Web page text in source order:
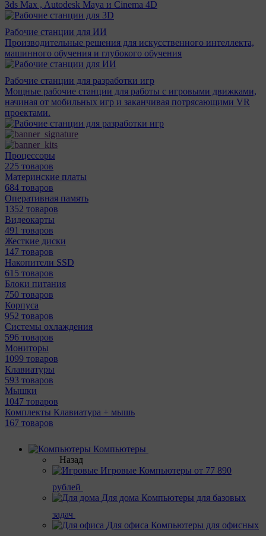
3ds Max , Autodesk Maya и Cinema 4D
Рабочие станции для ИИ
Производительные решения для искусственного интеллекта,
машинного обучения и глубокого обучения
Рабочие станции для разработки игр
Мощные рабочие станции для работы с игровыми движками,
начиная от мобильных игр и заканчивая потрясающими VR
проектами.
Процессоры
225 товаров
Материнcкие платы
684 товаров
Оперативная память
1352 товаров
Видеокарты
491 товаров
Жесткие диски
147 товаров
Накопители SSD
615 товаров
Блоки питания
750 товаров
Корпуса
952 товаров
Системы охлаждения
596 товаров
Мониторы
1099 товаров
Клавиатуры
593 товаров
Мышки
1047 товаров
Комплекты Клавиатура + мышь
167 товаров
Компьютеры
Назад
Игровые Компьютеры от 77 890
рублей
Для дома Компьютеры для базовых
задач
Для офиса Компьютеры для офисных